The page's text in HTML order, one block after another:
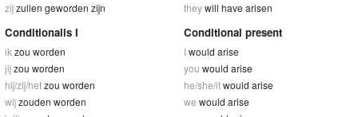
zijzullen geworden zijn
theywill have arisen
Conditionalis I
ik zou worden
jijzou worden
hij/zij/hetzou worden
wijzouden worden
Conditional present
Iwould arise
you would arise
he/she/itwould arise
we would arise